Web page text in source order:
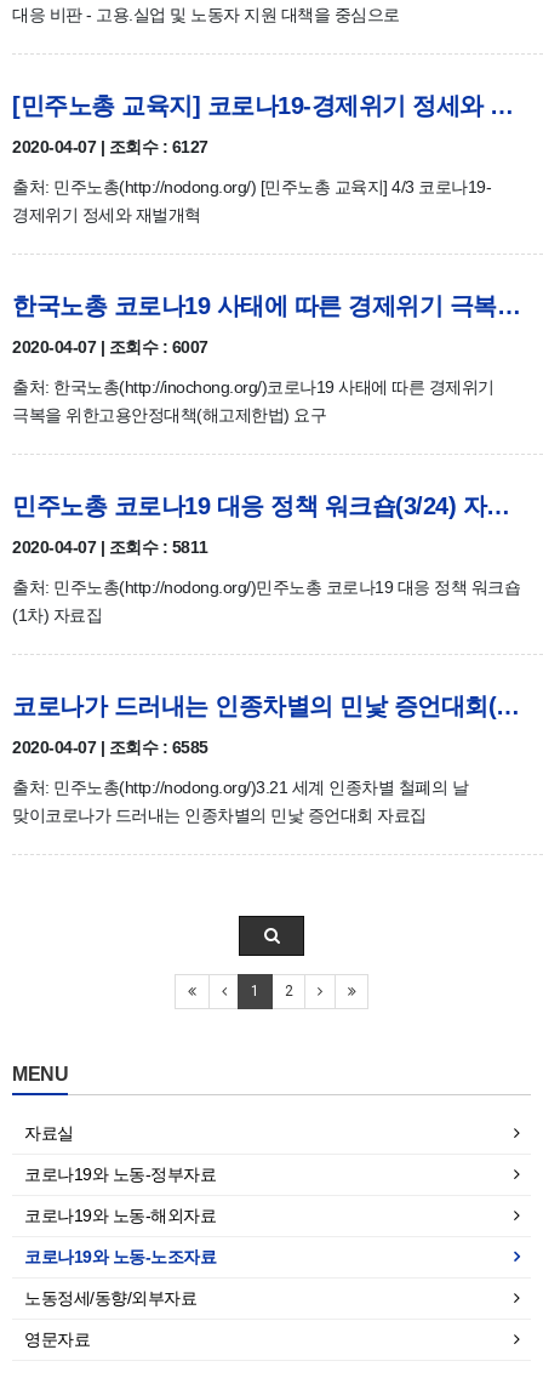
대응 비판 - 고용.실업 및 노동자 지원 대책을 중심으로
[민주노총 교육지] 코로나19-경제위기 정세와 재벌개혁(4/3)
2020-04-07 | 조회수 : 6127
출처: 민주노총(http://nodong.org/) [민주노총 교육지] 4/3 코로나19-
경제위기 정세와 재벌개혁
한국노총 코로나19 사태에 따른 경제위기 극복을 위한 고용안정대책(해고제한법) 요구
2020-04-07 | 조회수 : 6007
출처: 한국노총(http://inochong.org/)코로나19 사태에 따른 경제위기
극복을 위한고용안정대책(해고제한법) 요구
민주노총 코로나19 대응 정책 워크숍(3/24) 자료집
2020-04-07 | 조회수 : 5811
출처: 민주노총(http://nodong.org/)민주노총 코로나19 대응 정책 워크숍
(1차) 자료집
코로나가 드러내는 인종차별의 민낯 증언대회(3/20) 자료집
2020-04-07 | 조회수 : 6585
출처: 민주노총(http://nodong.org/)3.21 세계 인종차별 철폐의 날
맞이코로나가 드러내는 인종차별의 민낯 증언대회 자료집
1 2
MENU
자료실
코로나19와 노동-정부자료
코로나19와 노동-해외자료
코로나19와 노동-노조자료
노동정세/동향/외부자료
영문자료